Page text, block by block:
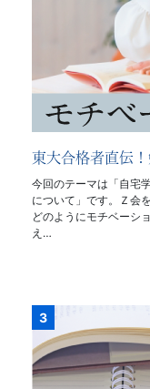
東大合格者直伝
今回のテーマは「自宅
について」です。Ｚ会
どのようにモチベーシ
え…